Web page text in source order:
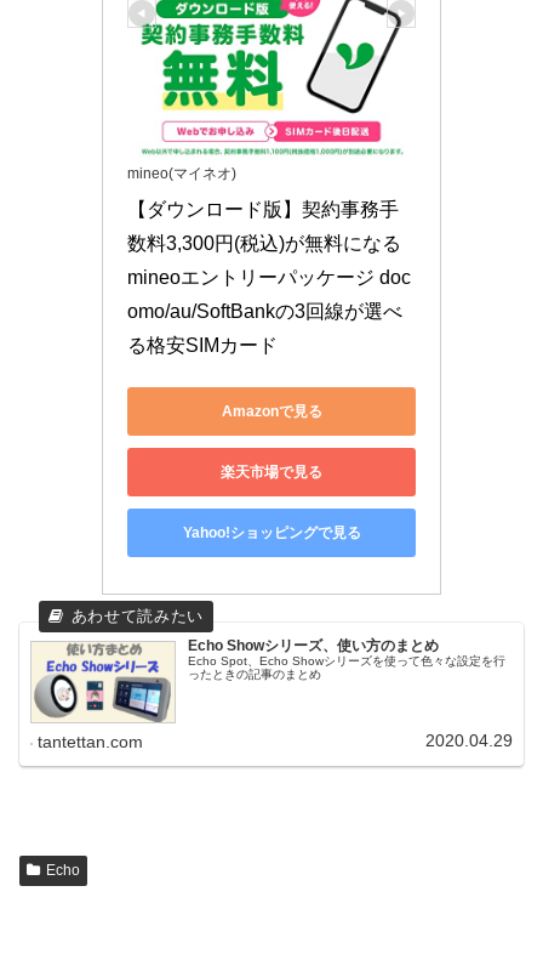
mineo(マイネオ)
【ダウンロード版】契約事務手
数料3,300円(税込)が無料になる
mineoエントリーパッケージ doc
omo/au/SoftBankの3回線が選べ
る格安SIMカード
Amazonで見る
楽天市場で見る
Yahoo!ショッピングで見る
Echo Showシリーズ、使い方のまとめ
Echo Spot、Echo Showシリーズを使って色々な設定を行
ったときの記事のまとめ
tantettan.com 2020.04.29
Echo